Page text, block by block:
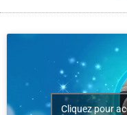
Cliquez pour